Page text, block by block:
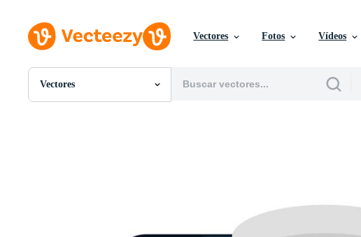
Vectores Fotos Vídeos
Vectores
Todas Imágenes
Imágenes Editoriales